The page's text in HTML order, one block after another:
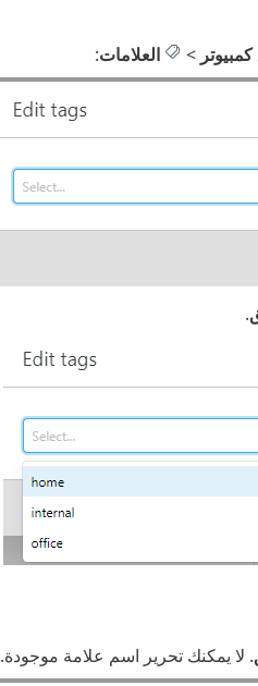
كمبيوتر > العلامات:
.
. لا يمكنك تحرير اسم علامة موجودة.